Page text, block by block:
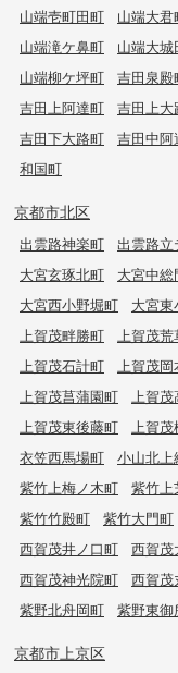
山端壱町田町
山端大君
山端滝ケ鼻町
山端大城
山端柳ケ坪町
吉田泉殿
吉田上阿達町
吉田上大
吉田下大路町
吉田中阿
和国町
京都市北区
出雲路神楽町 出雲路立
大宮玄琢北町
大宮中総
大宮西小野堀町
大宮
上賀茂畔勝町
上賀茂荒
上賀茂石計町
上賀茂岡
上賀茂菖蒲園町
上賀茂
上賀茂東後藤町
上賀茂
衣笠西馬場町
小山北上
紫竹上梅ノ木町
紫竹上
紫竹竹殿町
紫竹大門町
西賀茂井ノ口町
西賀茂
西賀茂神光院町
西賀茂
紫野北舟岡町
紫野東御
京都市上京区